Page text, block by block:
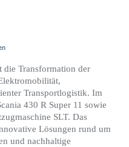
die Transformation der
Transportlogistik. Im
430 R Super 11 sowie
SLT. Das
Lösungen rund um
und nachhaltige